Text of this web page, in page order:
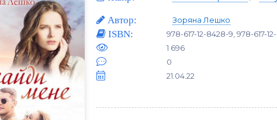
Автор: Зоряна Лешко
ISBN:
978-617-12-8428-9, 978-617-
1 696
0
21.04.22